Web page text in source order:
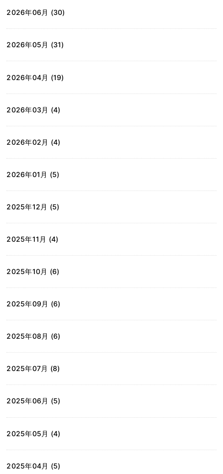
2026年06月 (30)
2026年05月 (31)
2026年04月 (19)
2026年03月 (4)
2026年02月 (4)
2026年01月 (5)
2025年12月 (5)
2025年11月 (4)
2025年10月 (6)
2025年09月 (6)
2025年08月 (6)
2025年07月 (8)
2025年06月 (5)
2025年05月 (4)
2025年04月 (5)